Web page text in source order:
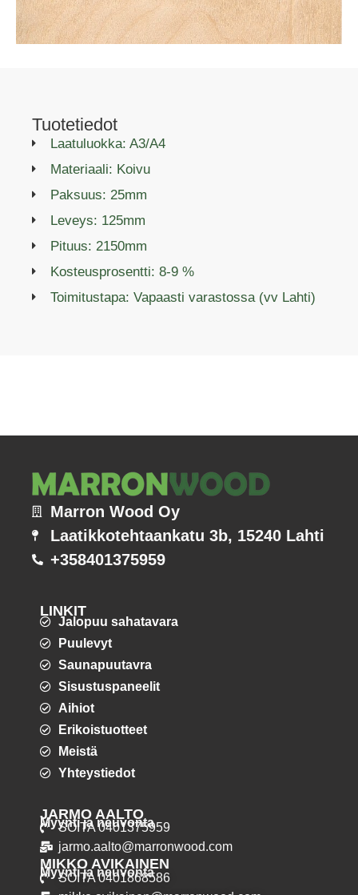
Tuotetiedot
Laatuluokka: A3/A4
Materiaali: Koivu
Paksuus: 25mm
Leveys: 125mm
Pituus: 2150mm
Kosteusprosentti: 8-9 %
Toimitustapa: Vapaasti varastossa (vv Lahti)
Marron Wood Oy
Laatikkotehtaankatu 3b, 15240 Lahti
+358401375959
LINKIT
Jalopuu sahatavara
Puulevyt
Saunapuutavra
Sisustuspaneelit
Aihiot
Erikoistuotteet
Meistä
Yhteystiedot
JARMO AALTO
Myynti ja neuvonta
SOITA 0401375959
jarmo.aalto@marronwood.com
MIKKO AVIKAINEN
Myynti ja neuvonta
SOITA 0401868586